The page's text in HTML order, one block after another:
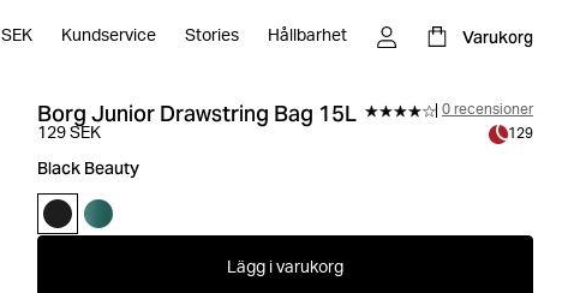
SEK Kundservice Stories Hållbarhet Varukorg
Borg Junior Drawstring Bag 15L 0 recensioner
129 SEK 129
Black Beauty
Lägg i varukorg